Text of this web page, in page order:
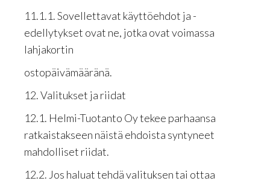
11.1.1. Sovellettavat käyttöehdot ja -
edellytykset ovat ne, jotka ovat voimassa
lahjakortin
ostopäivämääränä.
12. Valitukset ja riidat
12.1. Helmi-Tuotanto Oy tekee parhaansa
ratkaistakseen näistä ehdoista syntyneet
mahdolliset riidat.
12.2. Jos haluat tehdä valituksen tai ottaa